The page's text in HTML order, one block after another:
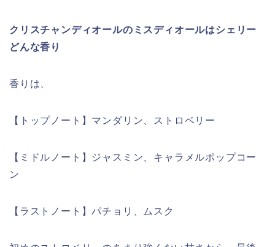
クリスチャンディオールのミスディオールはシェリー
どんな香り
香りは、
【トップノート】マンダリン、ストロベリー
【ミドルノート】ジャスミン、キャラメルポップコー
ン
【ラストノート】パチョリ、ムスク